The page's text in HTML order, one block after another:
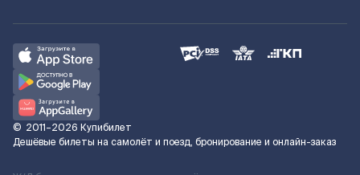
© 2011–2026 Купибилет
Дешёвые билеты на самолёт и поезд, бронирование и онлайн-заказ